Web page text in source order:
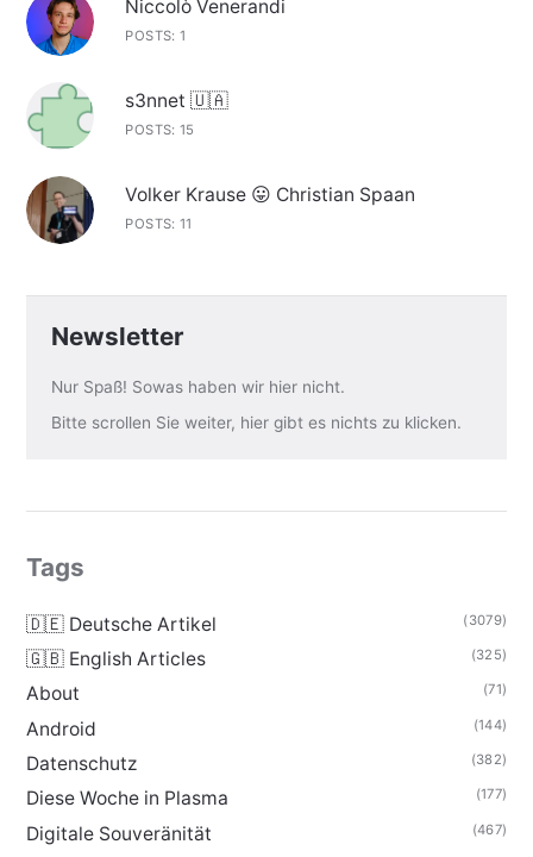
Niccolò Venerandi
POSTS: 1
s3nnet 🇺🇦
POSTS: 15
Volker Krause 😛 Christian Spaan
POSTS: 11
Newsletter
Nur Spaß! Sowas haben wir hier nicht.
Bitte scrollen Sie weiter, hier gibt es nichts zu klicken.
Tags
🇩🇪 Deutsche Artikel (3079)
🇬🇧 English Articles (325)
About (71)
Android (144)
Datenschutz (382)
Diese Woche in Plasma (177)
Digitale Souveränität (467)